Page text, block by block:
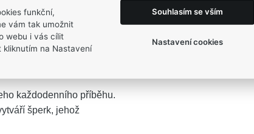
každodenního příběhu.
šperk, jehož
funkční,
vám tak umožnit
webu i vás cílit
na Nastavení
Souhlasím se vším
Nastavení cookies